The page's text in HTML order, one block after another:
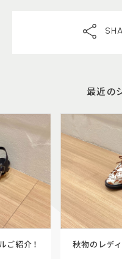
最近の
ご紹介！ 秋物のレデ